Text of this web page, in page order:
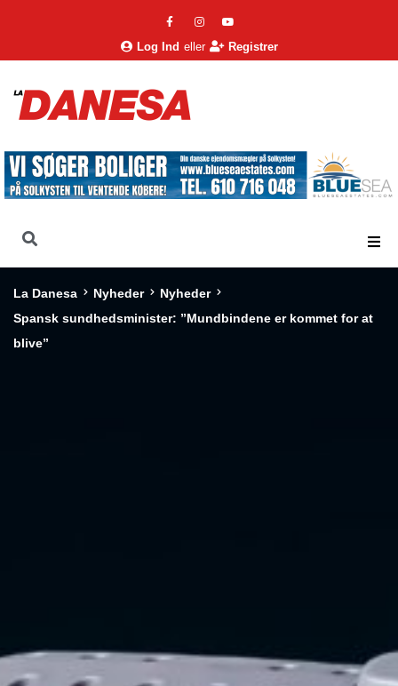
Log Ind eller Registrer
La Danesa Nyheder
Nyheder
Spansk sundhedsminister: ”Mundbindene er kommet for at
blive”